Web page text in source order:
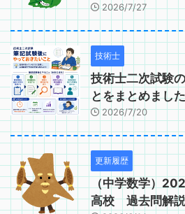
2026/7/27
技術士
技術士二次試験
とをまとめました
2026/7/20
更新履歴
（中学数学）
高校 過去問解説